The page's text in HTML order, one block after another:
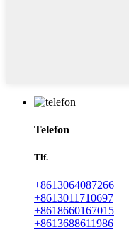
Telefon
Tlf.
+8613064087266
+8613011710697
+8618660167015
+8613688611986